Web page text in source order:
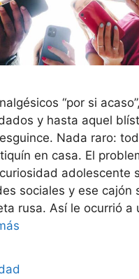
“por si
y hasta aquel
Nada raro:
en casa. El
adolescente
sociales y ese cajón
rusa. Así le ocurrió a